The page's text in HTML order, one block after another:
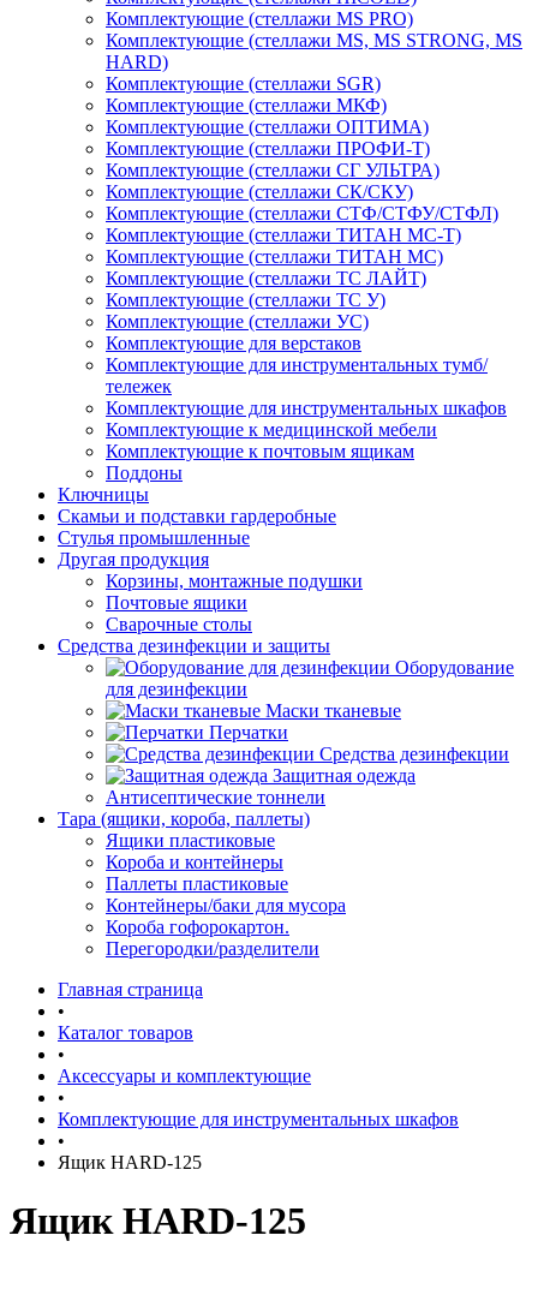
Комплектующие (стеллажи MS PRO)
Комплектующие (стеллажи MS, MS STRONG, MS
HARD)
Комплектующие (стеллажи SGR)
Комплектующие (стеллажи МКФ)
Комплектующие (стеллажи ОПТИМА)
Комплектующие (стеллажи ПРОФИ-Т)
Комплектующие (стеллажи СГ УЛЬТРА)
Комплектующие (стеллажи СК/СКУ)
Комплектующие (стеллажи СТФ/СТФУ/СТФЛ)
Комплектующие (стеллажи ТИТАН МС-Т)
Комплектующие (стеллажи ТИТАН МС)
Комплектующие (стеллажи ТС ЛАЙТ)
Комплектующие (стеллажи ТС У)
Комплектующие (стеллажи УС)
Комплектующие для верстаков
Комплектующие для инструментальных тумб/
тележек
Комплектующие для инструментальных шкафов
Комплектующие к медицинской мебели
Комплектующие к почтовым ящикам
Поддоны
Ключницы
Скамьи и подставки гардеробные
Стулья промышленные
Другая продукция
Корзины, монтажные подушки
Почтовые ящики
Сварочные столы
Средства дезинфекции и защиты
Оборудование
для дезинфекции
Маски тканевые
Перчатки
Средства дезинфекции
Защитная одежда
Антисептические тоннели
Тара (ящики, короба, паллеты)
Ящики пластиковые
Короба и контейнеры
Паллеты пластиковые
Контейнеры/баки для мусора
Короба гофорокартон.
Перегородки/разделители
Главная страница
•
Каталог товаров
•
Аксессуары и комплектующие
•
Комплектующие для инструментальных шкафов
•
Ящик HARD-125
Ящик HARD-125